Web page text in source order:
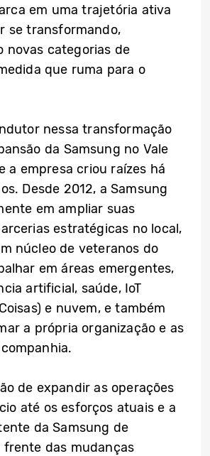
em uma trajetória ativa
se transformando,
novas categorias de
que ruma para o
nessa transformação
da Samsung no Vale
a empresa criou raízes há
Desde 2012, a Samsung
em ampliar suas
estratégicas no local,
núcleo de veteranos do
em áreas emergentes,
artificial, saúde, IoT
e nuvem, e também
a própria organização e as
de expandir as operações
até os esforços atuais e a
da Samsung de
frente das mudanças